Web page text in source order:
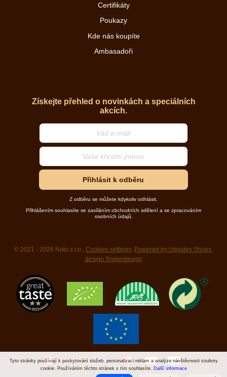
Certifikáty
Poukazy
Kde nás koupíte
Ambasadoři
Získejte přehled o novinkách a speciálních
akcích.
Přihlásit k odběru
Z odběru se můžete kdykoliv odhlásit.
Přihlášením souhlasíte se zasíláním obchodních sdělení a se zpracováním
osobních údajů.
© 2021 - 2026 Natu s.r.o., Cookies settings, Powered by Upgates Shops,
design Sniperdesign
Tyto stránky používají k poskytování služeb, personalizaci reklam a analýze návštěvnosti soubory
cookie. Používáním těchto stránek s tím souhlasíte.
Další informace